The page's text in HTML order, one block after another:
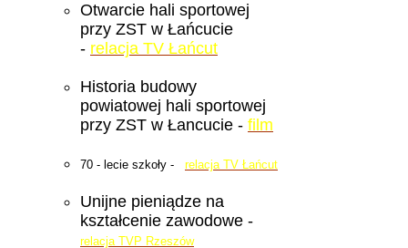
Otwarcie hali sportowej
przy ZST w Łańcucie
- relacja TV Łańcut
Historia budowy
powiatowej hali sportowej
przy ZST w Łancucie - film
70 - lecie szkoły - relacja TV Łańcut
Unijne pieniądze na
kształcenie zawodowe -
relacja TVP Rzeszów